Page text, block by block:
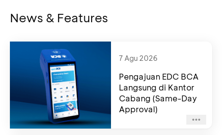
News & Features
7 Agu 2026
Pengajuan EDC BCA
Langsung di Kantor
Cabang (Same-Day
Approval)